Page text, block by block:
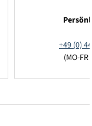
+49 (0)
(MO-